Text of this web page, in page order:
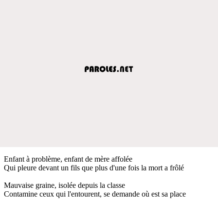
Enfant à problème, enfant de mère affolée
Qui pleure devant un fils que plus d'une fois la mort a frôlé
Mauvaise graine, isolée depuis la classe
Contamine ceux qui l'entourent, se demande où est sa place